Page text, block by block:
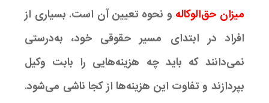
میزان حق‌الوکاله و نحوه تعیین آن است. بسیاری از
افراد در ابتدای مسیر حقوقی خود، به‌درستی
نمی‌دانند که باید چه هزینه‌هایی را بابت وکیل
بپردازند و تفاوت این هزینه‌ها از کجا ناشی می‌شود.